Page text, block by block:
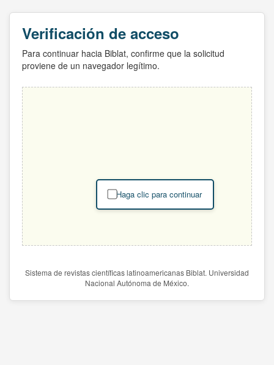
Verificación de acceso
Para continuar hacia Biblat, confirme que la solicitud
proviene de un navegador legítimo.
Haga clic para continuar
Sistema de revistas científicas latinoamericanas Biblat. Universidad
Nacional Autónoma de México.